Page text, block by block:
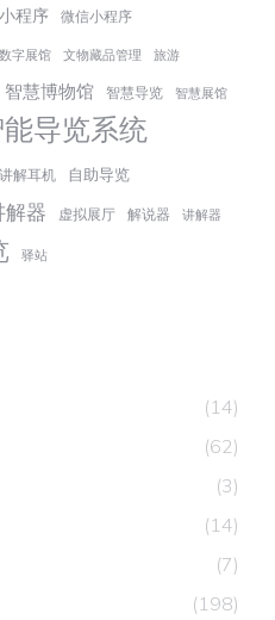
程序 微信小程序
数字展馆 文物藏品管理 旅游
智慧博物馆 智慧导览 智慧展馆
导览系统
解耳机 自助导览
解器 虚拟展厅 解说器 讲解器
驿站
(14)
(62)
(3)
(14)
(7)
(198)